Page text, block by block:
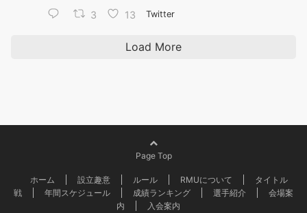
3 13 Twitter
Load More
Page Top
ホーム 設立趣意 ルール RMUについて
タイトル
戦
年間スケジュール 成績ランキング 選手紹介
会場案
内
入会案内